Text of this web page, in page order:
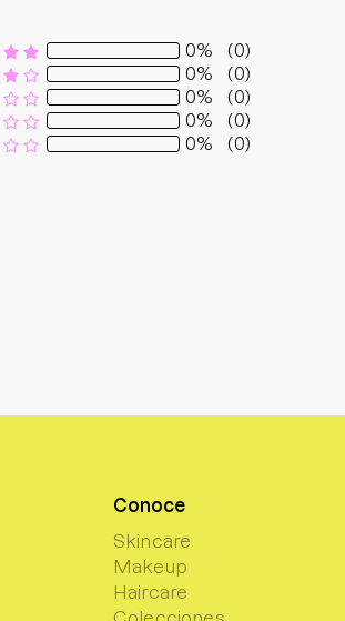
0%
(0)
0%
(0)
0%
(0)
0%
(0)
0%
(0)
Conoce
Skincare
Makeup
Haircare